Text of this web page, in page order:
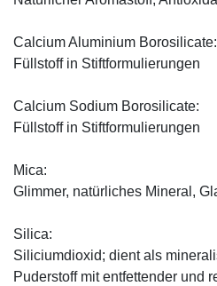
Calcium Aluminium Borosilicate:
Füllstoff in Stiftformulierungen
Calcium Sodium Borosilicate:
Füllstoff in Stiftformulierungen
Mica:
Glimmer, natürliches Mineral,
Silica:
Siliciumdioxid; dient als
Puderstoff mit entfettender und